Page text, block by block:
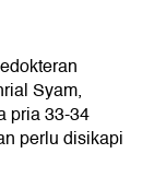
Syam,
pria 33-34
perlu disikapi